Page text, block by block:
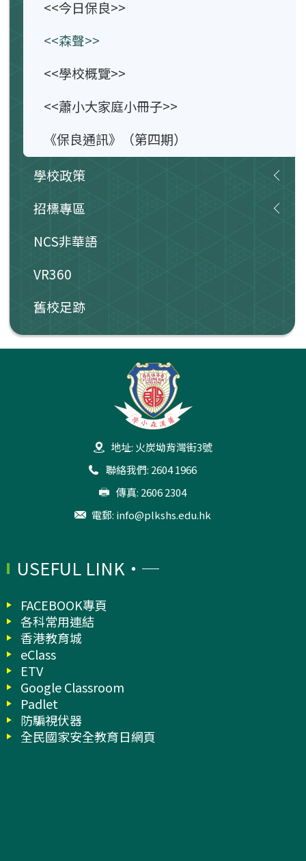
<<今日保良>>
<<森聲>>
<<學校概覽>>
<<蕭小大家庭小冊子>>
《保良通訊》（第四期）
學校政策
招標專區
NCS非華語
VR360
舊校足跡
地址: 火炭坳背灣街3號
聯絡我們: 2604 1966
傳真: 2606 2304
電郵: info@plkshs.edu.hk
USEFUL LINK
FACEBOOK專頁
各科常用連結
香港教育城
eClass
ETV
Google Classroom
Padlet
防騙視伏器
全民國家安全教育日網頁